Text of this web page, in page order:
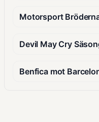
Motorsport
Devil May Cry
Benfica mot